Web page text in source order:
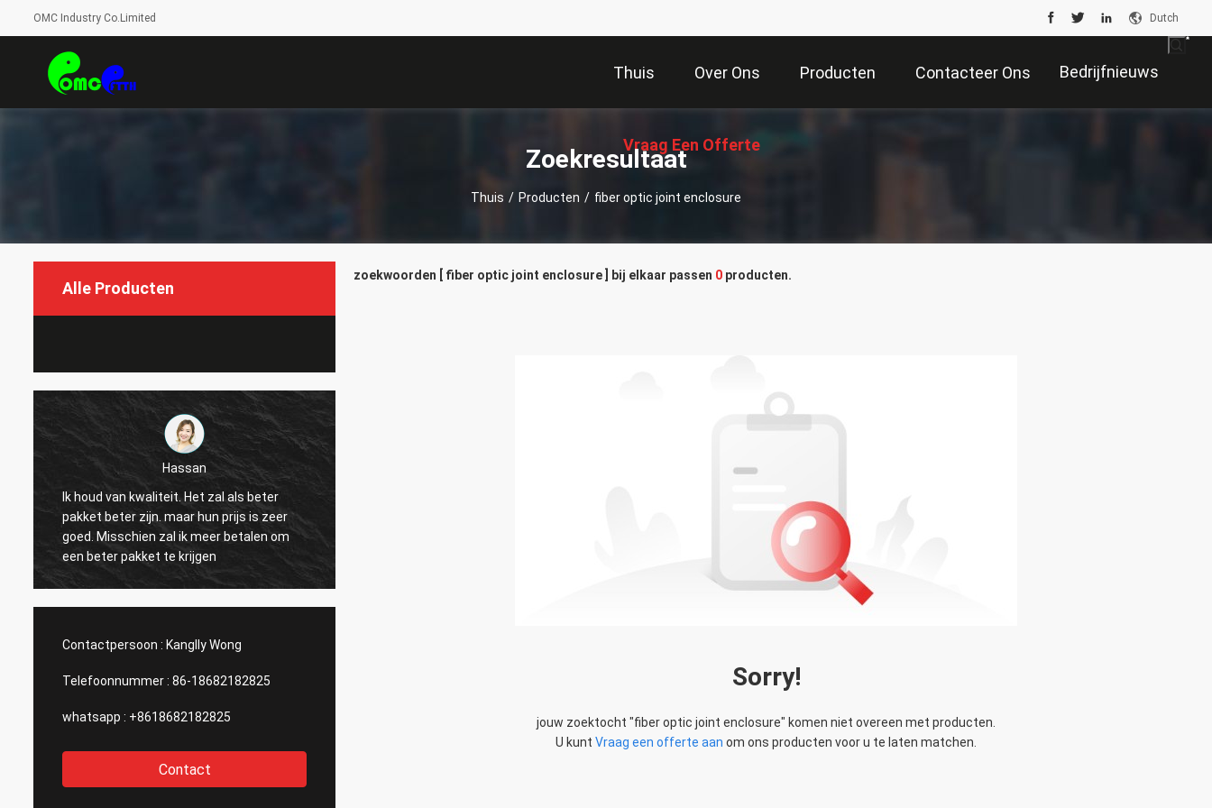
OMC Industry Co.Limited Dutch
Thuis Over Ons Producten Contacteer Ons Bedrijfnieuws
Vraag Een Offerte
Zoekresultaat
Thuis / Producten / fiber optic joint enclosure
Alle Producten
Hassan
Ik houd van kwaliteit. Het zal als beter
pakket beter zijn. maar hun prijs is zeer
goed. Misschien zal ik meer betalen om
een beter pakket te krijgen
Dank voor de Giften van OMC. dat is zeer
aardig. WIJ verwachten een betere 2019
Contactpersoon : Kanglly Wong
Telefoonnummer : 86-18682182825
whatsapp : +8618682182825
Contact
zoekwoorden [ fiber optic joint enclosure ] bij elkaar passen 0 producten.
Sorry!
jouw zoektocht "fiber optic joint enclosure" komen niet overeen met producten.
U kunt Vraag een offerte aan om ons producten voor u te laten matchen.